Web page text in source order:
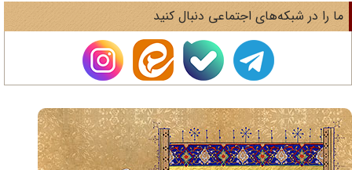
را در شبکه‌های اجتماعی دنبال کنید